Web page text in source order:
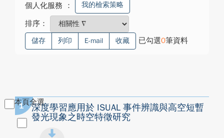
個人化服務 ： 我的檢索策略
排序：
儲存 列印 E-mail 收藏 已勾選0筆資料
本頁全選
1
深度學習應用於 ISUAL 事件辨識與高空短暫
發光現象之時空特徵研究